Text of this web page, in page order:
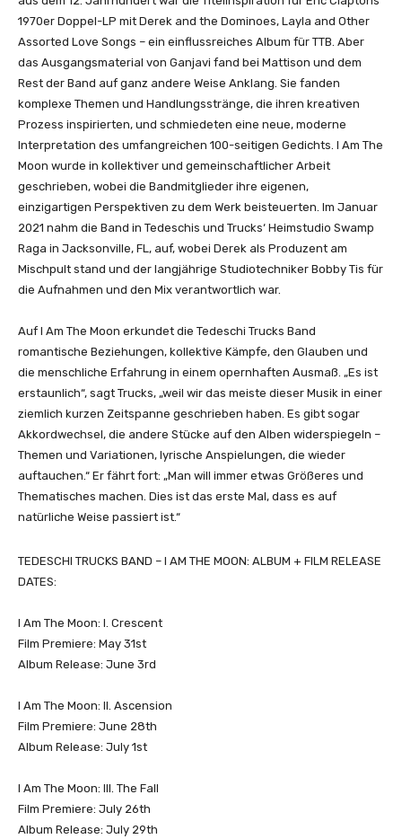
a
n
z
e
i
g
e
n
1970er Doppel-LP mit Derek and the Dominoes, Layla and Other
Assorted Love Songs – ein einflussreiches Album für TTB. Aber
das Ausgangsmaterial von Ganjavi fand bei Mattison und dem
Rest der Band auf ganz andere Weise Anklang. Sie fanden
komplexe Themen und Handlungsstränge, die ihren kreativen
Prozess inspirierten, und schmiedeten eine neue, moderne
Interpretation des umfangreichen 100-seitigen Gedichts. I Am The
Moon wurde in kollektiver und gemeinschaftlicher Arbeit
geschrieben, wobei die Bandmitglieder ihre eigenen,
einzigartigen Perspektiven zu dem Werk beisteuerten. Im Januar
2021 nahm die Band in Tedeschis und Trucks‘ Heimstudio Swamp
Raga in Jacksonville, FL, auf, wobei Derek als Produzent am
Mischpult stand und der langjährige Studiotechniker Bobby Tis für
die Aufnahmen und den Mix verantwortlich war.
Auf I Am The Moon erkundet die Tedeschi Trucks Band
romantische Beziehungen, kollektive Kämpfe, den Glauben und
die menschliche Erfahrung in einem opernhaften Ausmaß. „Es ist
erstaunlich“, sagt Trucks, „weil wir das meiste dieser Musik in einer
ziemlich kurzen Zeitspanne geschrieben haben. Es gibt sogar
Akkordwechsel, die andere Stücke auf den Alben widerspiegeln –
Themen und Variationen, lyrische Anspielungen, die wieder
auftauchen.“ Er fährt fort: „Man will immer etwas Größeres und
Thematisches machen. Dies ist das erste Mal, dass es auf
natürliche Weise passiert ist.“
TEDESCHI TRUCKS BAND – I AM THE MOON: ALBUM + FILM RELEASE
DATES:
I Am The Moon: I. Crescent
Film Premiere: May 31st
Album Release: June 3rd
I Am The Moon: II. Ascension
Film Premiere: June 28th
Album Release: July 1st
I Am The Moon: III. The Fall
Film Premiere: July 26th
Album Release: July 29th